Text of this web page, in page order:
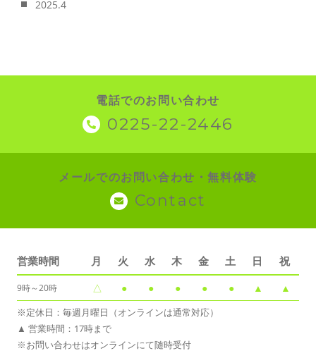
2025.4
電話でのお問い合わせ
0225-22-2446
メールでのお問い合わせ・無料体験
Contact
営業時間 月 火 水 木 金 土 日 祝
9時～20時 △ ● ● ● ● ● ▲ ▲
※定休日：毎週月曜日（オンラインは通常対応）
▲ 営業時間：17時まで
※お問い合わせはオンラインにて随時受付